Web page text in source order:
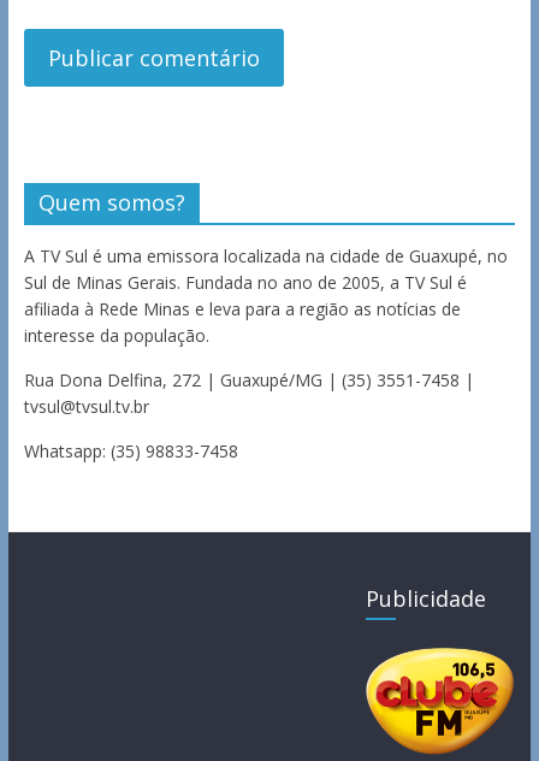
Quem somos?
A TV Sul é uma emissora localizada na cidade de Guaxupé, no
Sul de Minas Gerais. Fundada no ano de 2005, a TV Sul é
afiliada à Rede Minas e leva para a região as notícias de
interesse da população.
Rua Dona Delfina, 272 | Guaxupé/MG | (35) 3551-7458 |
tvsul@tvsul.tv.br
Whatsapp: (35) 98833-7458
Publicidade